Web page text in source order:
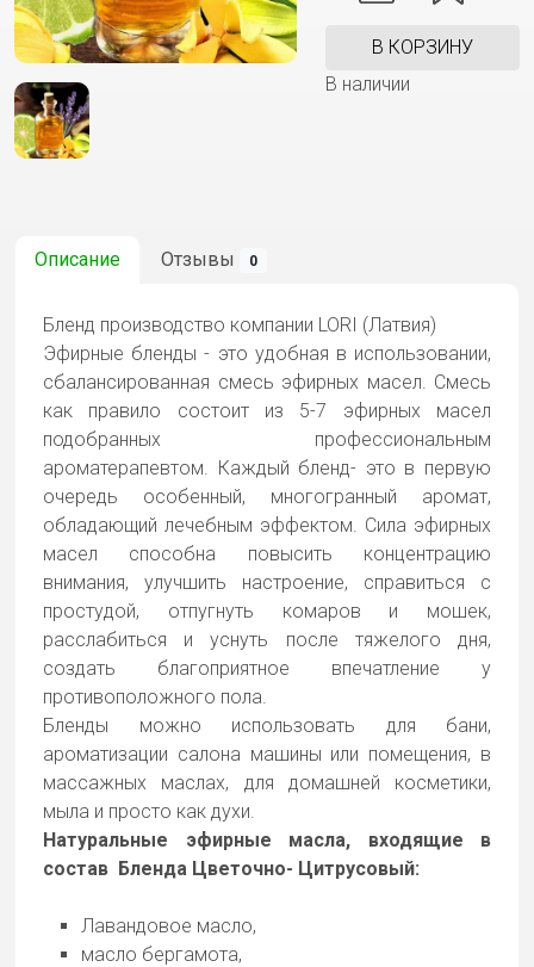
В КОРЗИНУ
В наличии
Описание Отзывы 0
Бленд производство компании LORI (Латвия)
Эфирные бленды - это удобная в использовании,
сбалансированная смесь эфирных масел. Смесь
как правило состоит из 5-7 эфирных масел
подобранных профессиональным
ароматерапевтом. Каждый бленд- это в первую
очередь особенный, многогранный аромат,
обладающий лечебным эффектом. Сила эфирных
масел способна повысить концентрацию
внимания, улучшить настроение, справиться с
простудой, отпугнуть комаров и мошек,
расслабиться и уснуть после тяжелого дня,
создать благоприятное впечатление у
противоположного пола.
Бленды можно использовать для бани,
ароматизации салона машины или помещения, в
массажных маслах, для домашней косметики,
мыла и просто как духи.
Натуральные эфирные масла, входящие в
состав Бленда Цветочно- Цитрусовый:
Лавандовое масло,
масло бергамота,